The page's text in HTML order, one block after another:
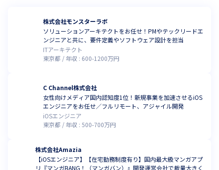
株式会社モンスターラボ
ソリューションアーキテクトをお任せ！PMやテックリードエ
ンジニアと共に、要件定義やソフトウェア設計を担当
ITアーキテクト
東京都
年収 : 600-1200万円
C Channel株式会社
女性向けメディア国内認知度1位！新規事業を加速させるiOS
エンジニアをお任せ／フルリモート、アジャイル開発
iOSエンジニア
東京都
年収 :500-700万円
株式会社Amazia
【iOSエンジニア】【在宅勤務制度有り】国内最大級マンガアプ
リ『マンガBANG！（マンガバン）』開発運営会社で裁量大きく